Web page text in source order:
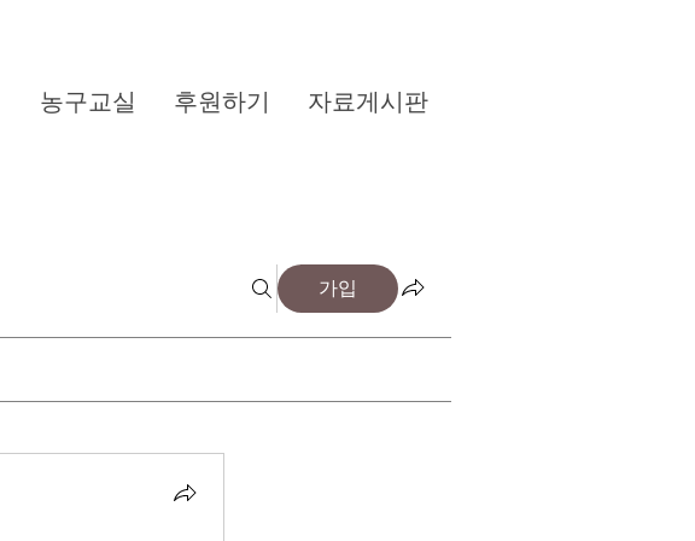
농구교실 후원하기 자료게시판
가입